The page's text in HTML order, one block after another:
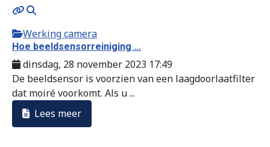
Werking camera
Hoe beeldsensorreiniging ...
dinsdag, 28 november 2023 17:49
De beeldsensor is voorzien van een laagdoorlaatfilter
dat moiré voorkomt. Als u ...
Lees meer